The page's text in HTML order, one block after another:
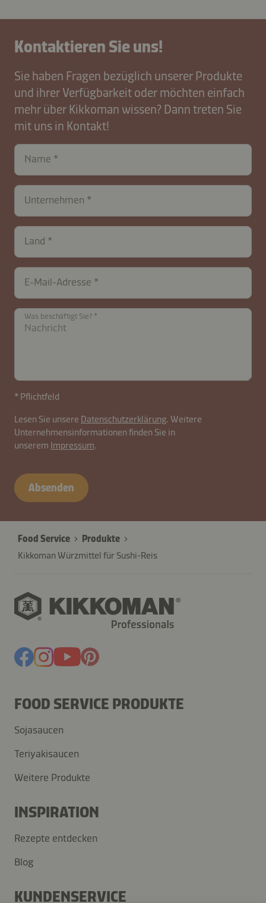
Kontaktieren Sie uns!
Sie haben Fragen bezüglich unserer Produkte
und ihrer Verfügbarkeit oder möchten einfach
mehr über Kikkoman wissen? Dann treten Sie
mit uns in Kontakt!
Name
Unternehmen
Land
contactAT-
B2B-
26574-
FrdOl0gy5Y1RT38uj
E-Mail-Adresse
Was beschäftigt Sie?
* Pflichtfeld
Lesen Sie unsere Datenschutzerklärung. Weitere
Unternehmensinformationen finden Sie in
unserem Impressum.
Absenden
Food Service
Produkte
Kikkoman Würzmittel für Sushi-Reis
FOOD SERVICE PRODUKTE
Sojasaucen
Teriyakisaucen
Weitere Produkte
INSPIRATION
Rezepte entdecken
Blog
KUNDENSERVICE